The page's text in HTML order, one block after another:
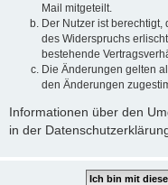
Mail mitgeteilt.
Der Nutzer ist
des Widerspruchs
bestehende
Die Änderungen gelten
den Änderungen
Informationen über den
in der